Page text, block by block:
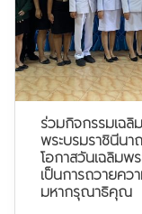
ร่วมกิจกรรมเฉลิ
พระบรมราชินีน
โอกาสวันเฉลิม
เป็นการถวายคว
มหากรุณาธิคุณ